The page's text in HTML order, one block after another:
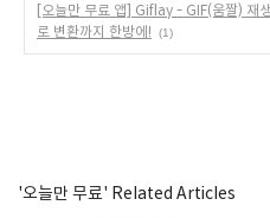
[오늘만 무료 앱] Giflay - GIF(움짤) 재
로 변환까지 한방에!
(1)
'오늘만 무료' Related Articles